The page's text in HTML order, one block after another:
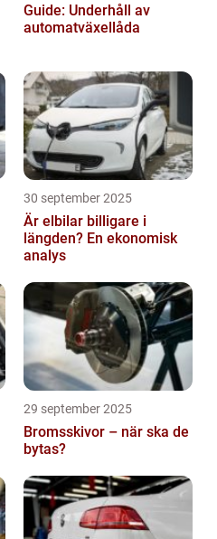
Guide: Underhåll av
automatväxellåda
30 september 2025
Är elbilar billigare i
längden? En ekonomisk
analys
29 september 2025
Bromsskivor – när ska de
bytas?